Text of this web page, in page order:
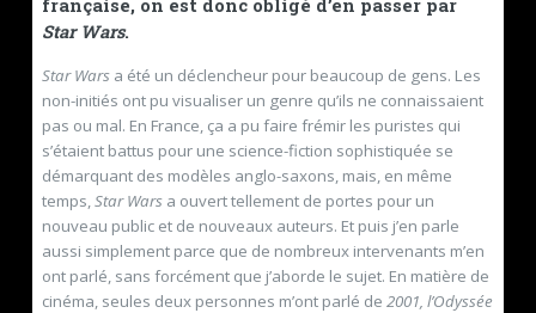
française, on est donc obligé d’en passer par
Star Wars.
Star Warsa été un déclencheur pour beaucoup de gens. Les
non-initiés ont pu visualiser un genre qu’ils ne connaissaient
pas ou mal. En France, ça a pu faire frémir les puristes qui
s’étaient battus pour une science-fiction sophistiquée se
démarquant des modèles anglo-saxons, mais, en même
temps, Star Warsa ouvert tellement de portes pour un
nouveau public et de nouveaux auteurs. Et puis j’en parle
aussi simplement parce que de nombreux intervenants m’en
ont parlé, sans forcément que j’aborde le sujet. En matière de
cinéma, seules deux personnes m’ont parlé de 2001, l’Odyssée